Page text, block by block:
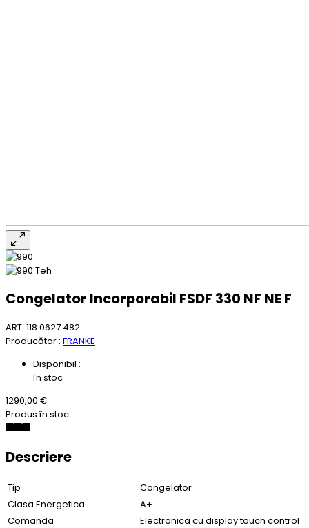
Congelator Incorporabil FSDF 330 NF NE F
ART: 118.0627.482
Producător : FRANKE
Disponibil :
în stoc
1290,00 €
Produs în stoc
Descriere
Tip
Congelator
Clasa Energetica
A+
Comanda
Electronica cu display touch control